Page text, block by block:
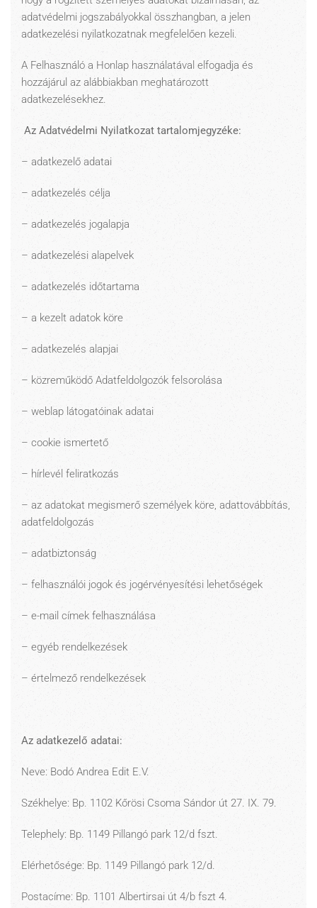
adatvédelmi jogszabályokkal összhangban, a jelen
adatkezelési nyilatkozatnak megfelelően kezeli.
A Felhasználó a Honlap használatával elfogadja és
hozzájárul az alábbiakban meghatározott
adatkezelésekhez.
Az Adatvédelmi Nyilatkozat tartalomjegyzéke:
– adatkezelő adatai
– adatkezelés célja
– adatkezelés jogalapja
– adatkezelési alapelvek
– adatkezelés időtartama
– a kezelt adatok köre
– adatkezelés alapjai
– közreműködő Adatfeldolgozók felsorolása
– weblap látogatóinak adatai
– cookie ismertető
– hírlevél feliratkozás
– az adatokat megismerő személyek köre, adattovábbítás,
adatfeldolgozás
– adatbiztonság
– felhasználói jogok és jogérvényesítési lehetőségek
– e-mail címek felhasználása
– egyéb rendelkezések
– értelmező rendelkezések
Az adatkezelő adatai:
Neve: Bodó Andrea Edit E.V.
Székhelye: Bp. 1102 Kőrösi Csoma Sándor út 27. IX. 79.
Telephely: Bp. 1149 Pillangó park 12/d fszt.
Elérhetősége: Bp. 1149 Pillangó park 12/d.
Postacíme: Bp. 1101 Albertirsai út 4/b fszt 4.